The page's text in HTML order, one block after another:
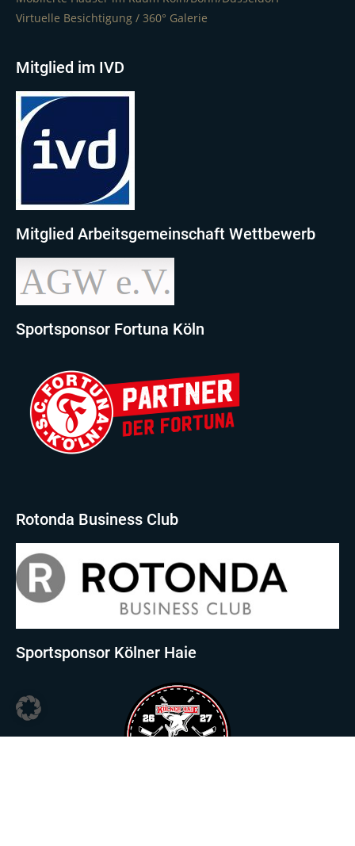
Virtuelle Besichtigung / 360° Galerie
Mitglied im IVD
Mitglied Arbeitsgemeinschaft Wettbewerb
Sportsponsor Fortuna Köln
Rotonda Business Club
Sportsponsor Kölner Haie